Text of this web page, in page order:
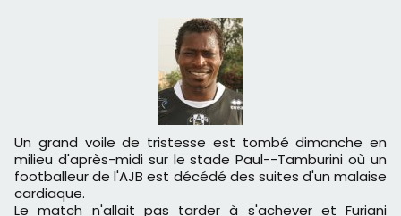
Un grand voile de tristesse est tombé dimanche en
milieu d'après-midi sur le stade Paul--Tamburini où un
footballeur de l'AJB est décédé des suites d'un malaise
cardiaque.
Le match n'allait pas tarder à s'achever et Furiani